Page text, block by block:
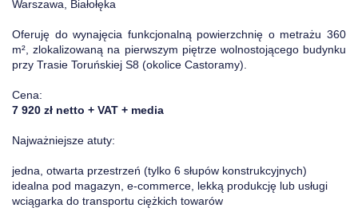
Warszawa, Białołęka
Oferuję do wynajęcia funkcjonalną powierzchnię o metrażu 360
m², zlokalizowaną na pierwszym piętrze wolnostojącego budynku
przy Trasie Toruńskiej S8 (okolice Castoramy).
Cena:
7 920 zł netto + VAT + media
Najważniejsze atuty:
jedna, otwarta przestrzeń (tylko 6 słupów konstrukcyjnych)
idealna pod magazyn, e-commerce, lekką produkcję lub usługi
wciągarka do transportu ciężkich towarów